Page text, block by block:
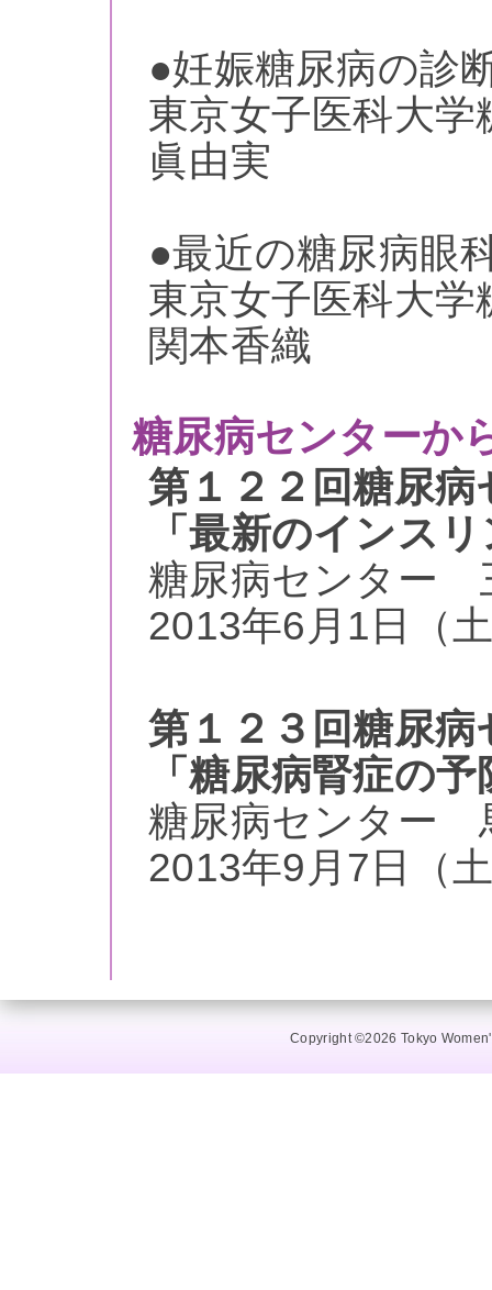
●妊娠糖尿病の診
東京女子医科大
眞由実
●最近の糖尿病眼
東京女子医科大
関本香織
糖尿病センターか
第１２２回糖尿
「最新のインス
糖尿病センター
2013年6月1日（
第１２３回糖尿
「糖尿病腎症の
糖尿病センター
2013年9月7日（
Copyright ©2026 Tokyo